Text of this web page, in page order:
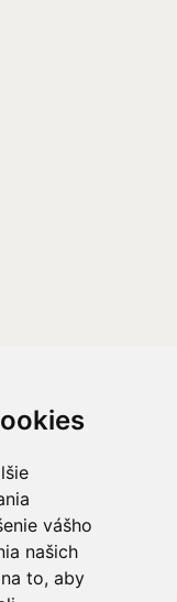
vášho
našich
to, aby
vášho
našich
to, aby
vstupujú do
– zadávateľov